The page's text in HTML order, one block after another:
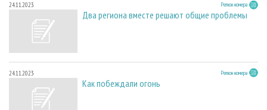
24.11.2023 Регион номера
Два региона вместе решают общие проблемы
24.11.2023 Регион номера
Как побеждали огонь